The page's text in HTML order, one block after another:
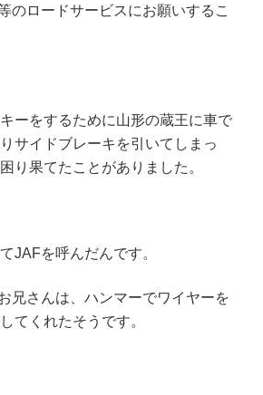
のロードサービスにお願いするこ
ーをするために山形の蔵王に車で
サイドブレーキを引いてしまっ
り果てたことがありました。
JAFを呼んだんです。
兄さんは、ハンマーでワイヤーを
てくれたそうです。